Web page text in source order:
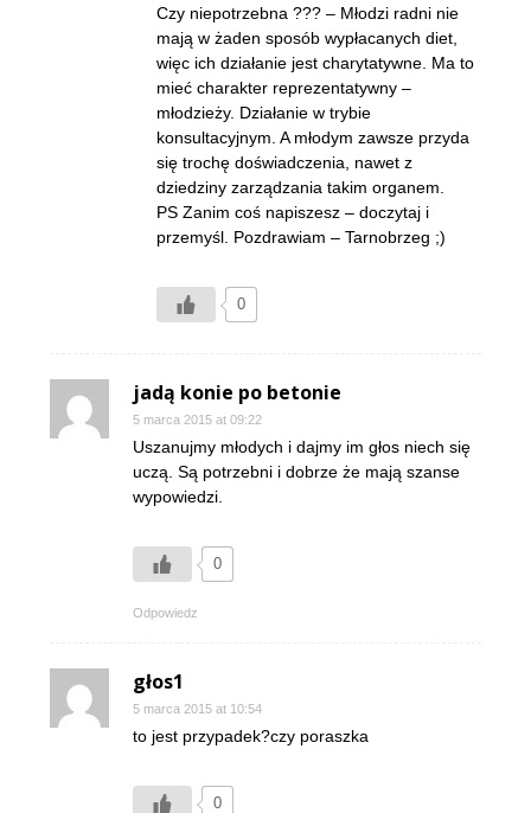
Czy niepotrzebna ??? – Młodzi radni nie
mają w żaden sposób wypłacanych diet,
więc ich działanie jest charytatywne. Ma to
mieć charakter reprezentatywny –
młodzieży. Działanie w trybie
konsultacyjnym. A młodym zawsze przyda
się trochę doświadczenia, nawet z
dziedziny zarządzania takim organem.
PS Zanim coś napiszesz – doczytaj i
przemyśl. Pozdrawiam – Tarnobrzeg ;)
0
jadą konie po betonie
5 marca 2015 at 09:22
Uszanujmy młodych i dajmy im głos niech się
uczą. Są potrzebni i dobrze że mają szanse
wypowiedzi.
0
Odpowiedz
głos1
5 marca 2015 at 10:54
to jest przypadek?czy poraszka
0